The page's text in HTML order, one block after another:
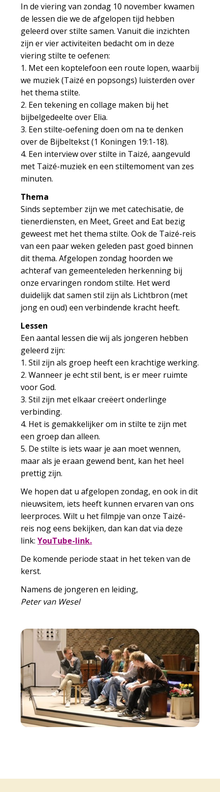
In de viering van zondag 10 november kwamen
de lessen die we de afgelopen tijd hebben
geleerd over stilte samen. Vanuit die inzichten
zijn er vier activiteiten bedacht om in deze
viering stilte te oefenen:
1. Met een koptelefoon een route lopen, waarbij
we muziek (Taizé en popsongs) luisterden over
het thema stilte.
2. Een tekening en collage maken bij het
bijbelgedeelte over Elia.
3. Een stilte-oefening doen om na te denken
over de Bijbeltekst (1 Koningen 19:1-18).
4. Een interview over stilte in Taizé, aangevuld
met Taizé-muziek en een stiltemoment van zes
minuten.
Thema
Sinds september zijn we met catechisatie, de
tienerdiensten, en Meet, Greet and Eat bezig
geweest met het thema stilte. Ook de Taizé-reis
van een paar weken geleden past goed binnen
dit thema. Afgelopen zondag hoorden we
achteraf van gemeenteleden herkenning bij
onze ervaringen rondom stilte. Het werd
duidelijk dat samen stil zijn als Lichtbron (met
jong en oud) een verbindende kracht heeft.
Lessen
Een aantal lessen die wij als jongeren hebben
geleerd zijn:
1. Stil zijn als groep heeft een krachtige werking.
2. Wanneer je echt stil bent, is er meer ruimte
voor God.
3. Stil zijn met elkaar creëert onderlinge
verbinding.
4. Het is gemakkelijker om in stilte te zijn met
een groep dan alleen.
5. De stilte is iets waar je aan moet wennen,
maar als je eraan gewend bent, kan het heel
prettig zijn.
We hopen dat u afgelopen zondag, en ook in dit
nieuwsitem, iets heeft kunnen ervaren van ons
leerproces. Wilt u het filmpje van onze Taizé-
reis nog eens bekijken, dan kan dat via deze
link:YouTube-link.
De komende periode staat in het teken van de
kerst.
Namens de jongeren en leiding,
Peter van Wesel